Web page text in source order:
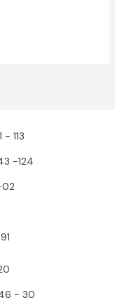
- 113
-124
02
- 30